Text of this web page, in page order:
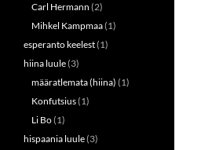
Carl Hermann (2)
Mihkel Kampmaa(1)
esperanto keelest(1)
hiina luule(3)
määratlemata (hiina) (1)
Konfutsius(1)
Li Bo(1)
hispaania luule(3)